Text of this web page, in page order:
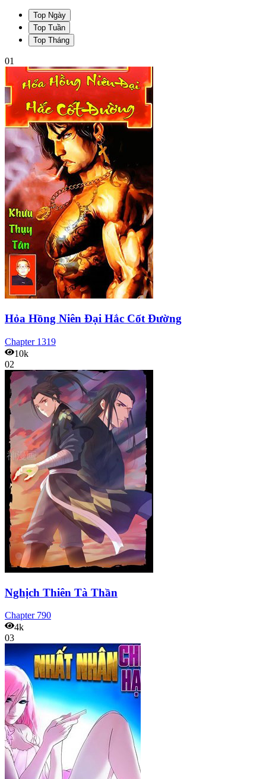
Top Ngày
Top Tuần
Top Tháng
01
Hỏa Hồng Niên Đại Hắc Cốt Đường
Chapter 1319
10k
02
Nghịch Thiên Tà Thần
Chapter 790
4k
03